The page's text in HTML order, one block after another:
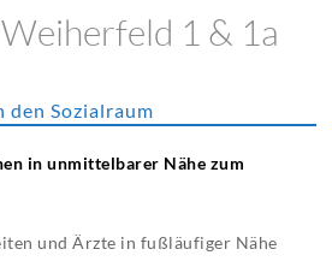
1 & 1a
den Sozialraum
in unmittelbarer Nähe zum
und Ärzte in fußläufiger Nähe